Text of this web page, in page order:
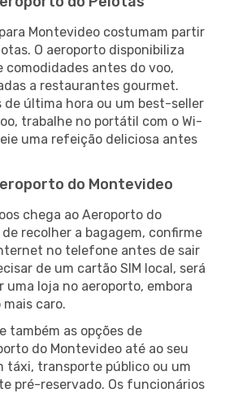
Montevideo costumam partir
O aeroporto disponibiliza
comodidades antes do voo,
a restaurantes gourmet.
de última hora ou um best-seller
trabalhe no portátil com o Wi-
uma refeição deliciosa antes
do Montevideo
chega ao Aeroporto do
recolher a bagagem, confirme
no telefone antes de sair
de um cartão SIM local, será
loja no aeroporto, embora
mais caro.
também as opções de
do Montevideo até ao seu
táxi, transporte público ou um
pré-reservado. Os funcionários